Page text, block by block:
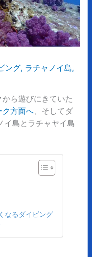
ング, ラチャノイ島,
ら遊びにきていた
ク方面へ、そしてダ
イ島とラチャヤイ島
なるダイビング